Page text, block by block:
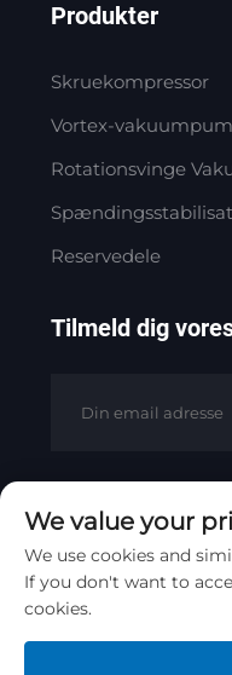
Produkter
Skruekompressor
Vortex-
Rotationsvinge
Reservedele
Tilmeld dig
Copyright ©
Bridge
Rul til toppen
We value your
We use cookies and
If you don't want to
cookies.